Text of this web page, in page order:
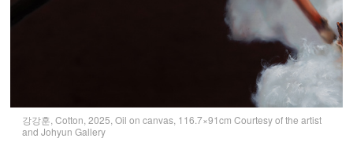
강강훈, Cotton, 2025, Oil on canvas, 116.7×91cm Courtesy of the artist
and Johyun Gallery